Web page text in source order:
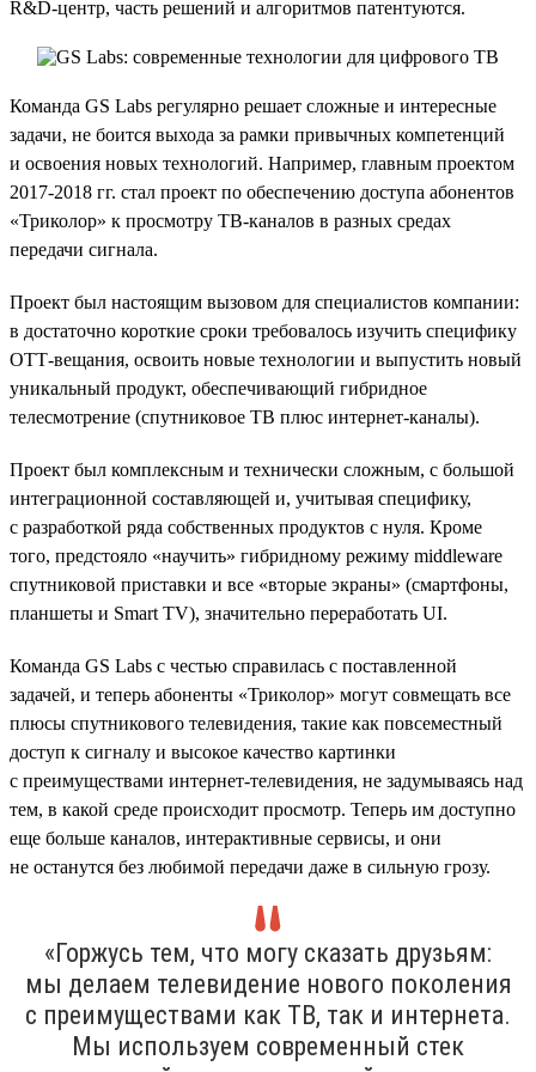
R&D-центр, часть решений и алгоритмов патентуются.
Команда GS Labs регулярно решает сложные и интересные
задачи, не боится выхода за рамки привычных компетенций
и освоения новых технологий. Например, главным проектом
2017-2018 гг. стал проект по обеспечению доступа абонентов
«Триколор» к просмотру ТВ-каналов в разных средах
передачи сигнала.
Проект был настоящим вызовом для специалистов компании:
в достаточно короткие сроки требовалось изучить специфику
ОТТ-вещания, освоить новые технологии и выпустить новый
уникальный продукт, обеспечивающий гибридное
телесмотрение (спутниковое ТВ плюс интернет-каналы).
Проект был комплексным и технически сложным, с большой
интеграционной составляющей и, учитывая специфику,
с разработкой ряда собственных продуктов с нуля. Кроме
того, предстояло «научить» гибридному режиму middleware
спутниковой приставки и все «вторые экраны» (смартфоны,
планшеты и Smart TV), значительно переработать UI.
Команда GS Labs с честью справилась с поставленной
задачей, и теперь абоненты «Триколор» могут совмещать все
плюсы спутникового телевидения, такие как повсеместный
доступ к сигналу и высокое качество картинки
с преимуществами интернет-телевидения, не задумываясь над
тем, в какой среде происходит просмотр. Теперь им доступно
еще больше каналов, интерактивные сервисы, и они
не останутся без любимой передачи даже в сильную грозу.
«Горжусь тем, что могу сказать друзьям:
мы делаем телевидение нового поколения
c преимуществами как ТВ, так и интернета.
Мы используем современный стек